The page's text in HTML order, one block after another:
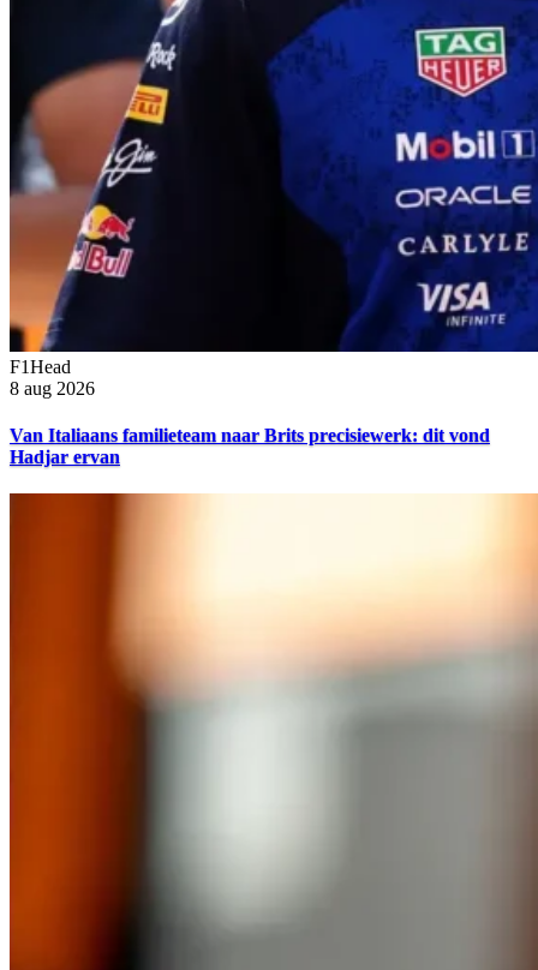
F1Head
8 aug 2026
Van Italiaans familieteam naar Brits precisiewerk: dit vond
Hadjar ervan